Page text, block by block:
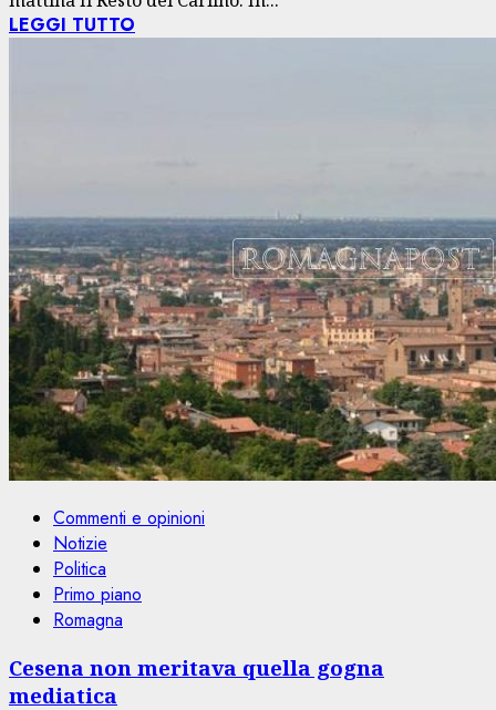
LEGGI TUTTO
Commenti e opinioni
Notizie
Politica
Primo piano
Romagna
Cesena non meritava quella gogna
mediatica